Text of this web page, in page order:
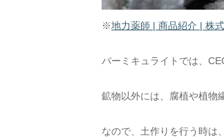
※地力薬師 | 商品紹介 | 株
バーミキュライトでは、
鉱物以外には、腐植や植物
なので、土作りを行う時は